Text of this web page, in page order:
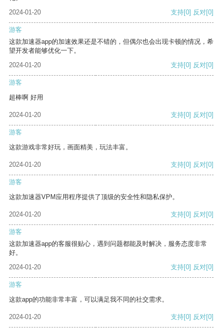
2024-01-20
支持[0] 反对[0]
游客
这款加速器app的加速效果还是不错的，但偶尔也会出现卡顿的情况，希
望开发者能够优化一下。
2024-01-20
支持[0] 反对[0]
游客
超棒啊 好用
2024-01-20 支持[0] 反对[0]
游客
这款游戏非常好玩，画面精美，玩法丰富。
2024-01-20 支持[0] 反对[0]
游客
这款加速器VPM应用程序提供了顶级的安全性和隐私保护。
2024-01-20 支持[0] 反对[0]
游客
这款加速器app的客服很贴心，遇到问题都能及时解决，服务态度非常
好。
2024-01-20
支持[0] 反对[0]
游客
这款app的功能非常丰富，可以满足我不同的社交需求。
2024-01-20 支持[0] 反对[0]